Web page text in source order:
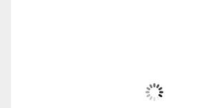
Ηλιόλουστος